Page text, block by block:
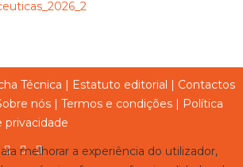
Técnica | Estatuto editorial | Contactos
nós | Termos e condições | Política
privacidade
melhorar a experiência do utilizador,